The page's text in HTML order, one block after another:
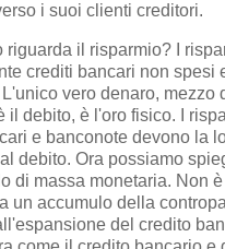
i suoi clienti creditori.
riguarda il risparmio? I
crediti bancari non spesi
vero denaro, mezzo
il debito, è l'oro fisico. I
e banconote devono la
debito. Ora possiamo
di massa monetaria. Non
un accumulo della
del credito